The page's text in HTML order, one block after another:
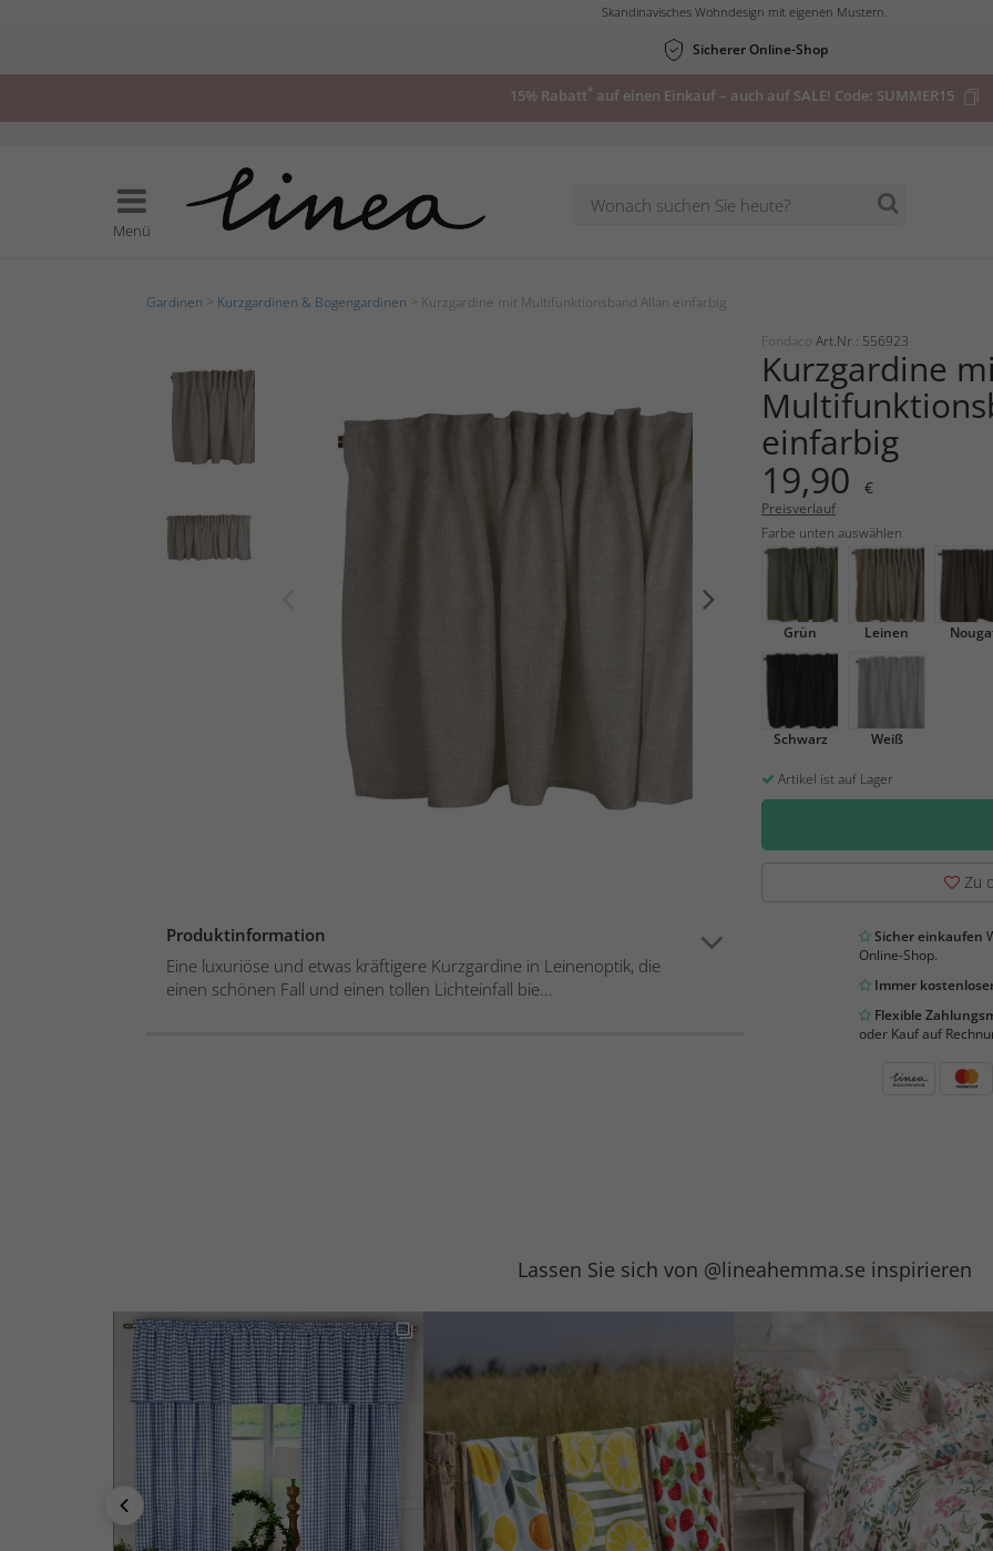
Skandinavisches Wohndesign mit eigenen Mustern.
Sicherer Online-Shop
15% Rabatt* auf einen Einkauf – auch auf SALE! Code: SUMMER15
Menü
Gardinen Kurzgardinen & Bogengardinen > Kurzgardine mit Multifunktionsband Allan einfarbig
Produktinformation
Eine luxuriöse und etwas kräftigere Kurzgardine in Leinenoptik, die
einen schönen Fall und einen tollen Lichteinfall bie...
Fondaco Art.Nr.: 556923
Kurzgardine
einfarbig
19,90 €
Preisverlauf
Farbe unten auswählen
Grün Leinen
Schwarz Weiß
Artikel ist auf Lager
Zu
Sicher einkaufen
Online-Shop.
Immer
Flexible
oder Kauf auf
Lassen Sie sich von @lineahemma.se inspirieren